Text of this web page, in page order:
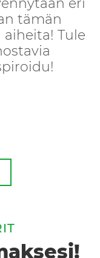
eri
tämän
Tule